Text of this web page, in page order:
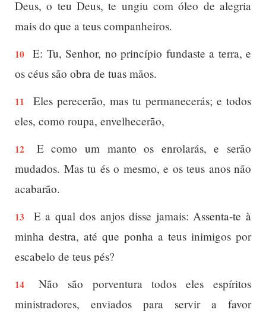
Deus, o teu Deus, te ungiu com óleo de alegria
mais do que a teus companheiros.
10
E: Tu, Senhor, no princípio fundaste a terra, e
os céus são obra de tuas mãos.
11
Eles perecerão, mas tu permanecerás; e todos
eles, como roupa, envelhecerão,
12
E como um manto os enrolarás, e serão
mudados. Mas tu és o mesmo, e os teus anos não
acabarão.
13
E a qual dos anjos disse jamais: Assenta-te à
minha destra, até que ponha a teus inimigos por
escabelo de teus pés?
14
Não são porventura todos eles espíritos
ministradores, enviados para servir a favor